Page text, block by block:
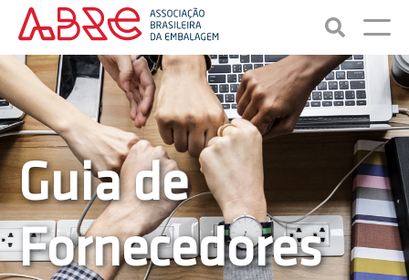
Guia de
Fornecedores